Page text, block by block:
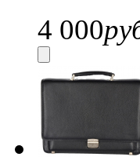
4 000